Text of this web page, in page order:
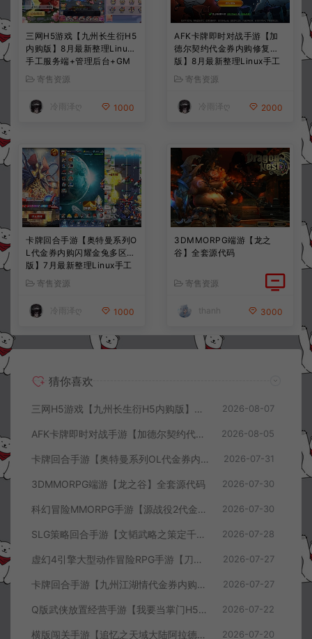
三网H5游戏【九州长生衍H5
内购版】8月最新整理Linux
手工服务端+管理后台+GM
授权后台+简易安卓客户端
+详细搭建教程+视频教程
寄售资源
冷雨泽ღ 1000
AFK卡牌即时对战手游【加
德尔契约代金券内购修复
版】8月最新整理Linux手工
服务端+前后端全套源码+CD
K授权后台+安卓苹果双端
+详细搭建教程+视频教程
寄售资源
冷雨泽ღ 2000
卡牌回合手游【奥特曼系列O
L代金券内购闪耀金兔多区
版】7月最新整理Linux手工
服务端+加解密工具+CDK授
权后台+安卓+详细搭建教程
+视频教程
寄售资源
冷雨泽ღ 1000
3DMMORPG端游【龙之
谷】全套源代码
寄售资源
thanh 3000
猜你喜欢
三网H5游戏【九州长生衍H5内购版】8月最新整理Linux手工服务端+管理后台+GM授权后台+简易安卓客户端+详细搭建教程+视频教程 2026-08-07
AFK卡牌即时对战手游【加德尔契约代金券内购修复版】8月最新整理Linux手工服务端+前后端全套源码+CDK授权后台+安卓苹果双端+详细搭建教程+视频教程 2026-08-05
卡牌回合手游【奥特曼系列OL代金券内购闪耀金兔多区版】7月最新整理Linux手工服务端+加解密工具+CDK授权后台+安卓+详细搭建教程+视频教程 2026-07-31
3DMMORPG端游【龙之谷】全套源代码 2026-07-30
科幻冒险MMORPG手游【源战役2代金券内购开区版】7月最新整理Linux手工服务端+配套源码+多功能管理后台+支付后台+CDK授权后台+安卓+详细搭建教程+视频教程 2026-07-30
SLG策略回合手游【文韬武略之策定千军代金券内购版】7月最新整理Linux手工服务端+前后端全套源码+管理后台+CDK授权后台+PC安卓+详细搭建教程+视频教程 2026-07-28
虚幻4引擎大型动作冒险RPG手游【刀锋战记2-邪恶回归】7月最新整理Linux手工服务端+全套前后端源码+管理后台+CDK授权后台+PC安卓苹果+详细搭建教程+视频教程 2026-07-27
卡牌回合手游【九州江湖情代金券内购版】7月最新整理Linux手工服务端+CDK授权后台+安卓苹果双端+详细搭建教程+视频教程 2026-07-27
Q版武侠放置经营手游【我要当掌门H5代金券内购版】7月最新整理Linux手工服务端+全套前后端源码+CDK授权后台+H5安卓苹果三端+详细搭建教程+视频教程 2026-07-22
横版闯关手游【追忆之天域大陆阿拉德[60帧]】7月最新整理Linux手工服务端+客户端源码+管理后台+GM授权后台+安卓苹果双端+详细搭建教程+视频教程 2026-07-20